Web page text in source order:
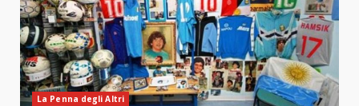
La Penna degli Altri